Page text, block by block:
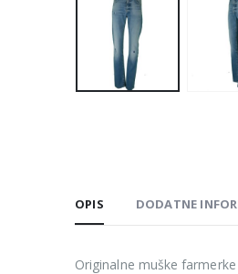
OPIS DODATNE
Originalne muške